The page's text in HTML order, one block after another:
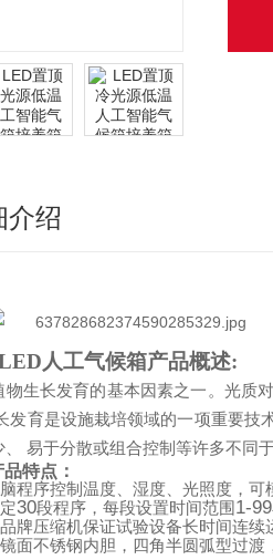
介绍
人工气候箱产品概述:
物生长发育的基本因素之一。光质
发育是设施栽培领域的一项重要技
、 易于分散或组合控制等许多不同
品特点：
程序控制温度、湿度、光照度，可
30段程序，每段设置时间范围 1-99
牌压缩机保证试验设备长时间连续
面不锈钢内胆，四角半圆弧型过